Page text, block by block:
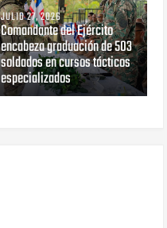
JULIO 27, 2026
Comandante del Ejército
encabeza graduación de 503
soldados en cursos tácticos
especializados